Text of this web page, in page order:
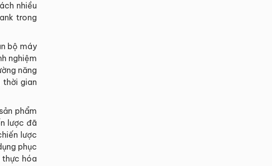
nhiều
trong
bộ máy
nghiệm
năng
thời gian
phẩm
lược đã
lược
phục
thực hóa